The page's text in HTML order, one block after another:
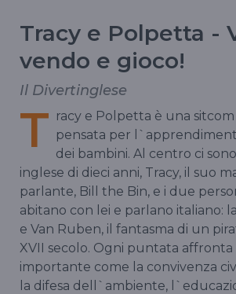
Tracy e Polpetta -
vendo e gioco!
Il Divertinglese
T racy e Polpetta è una
pensata per
dei bambini. Al centro ci
inglese di dieci anni, Tracy, il suo
parlante, Bill the Bin, e i due
abitano con lei e parlano italiano:
e Van Ruben, il fantasma di un
XVII secolo. Ogni puntata
importante come la convivenza
la difesa dell`ambiente,